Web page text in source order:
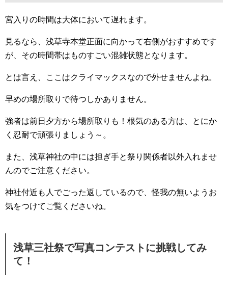
宮入りの時間は大体において遅れます。
見るなら、浅草寺本堂正面に向かって右側がおすすめです
が、その時間帯はものすごい混雑状態となります。
とは言え、ここはクライマックスなので外せませんよね。
早めの場所取りで待つしかありません。
強者は前日夕方から場所取りも！根気のある方は、とにか
く忍耐で頑張りましょう～。
また、浅草神社の中には担ぎ手と祭り関係者以外入れませ
んのでご注意ください。
神社付近も人でごった返しているので、怪我の無いようお
気をつけてご覧くださいね。
浅草三社祭で写真コンテストに挑戦してみ
て！